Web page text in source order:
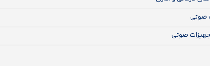
صوتی
صوتی